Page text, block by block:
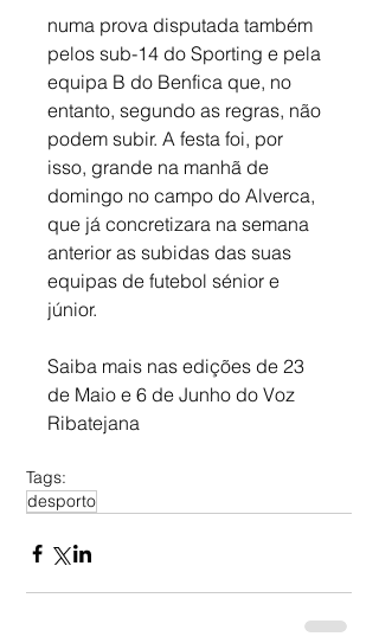
numa prova disputada também
pelos sub-14 do Sporting e pela
equipa B do Benfica que, no
entanto, segundo as regras, não
podem subir. A festa foi, por
isso, grande na manhã de
domingo no campo do Alverca,
que já concretizara na semana
anterior as subidas das suas
equipas de futebol sénior e
júnior.
Saiba mais nas edições de 23
de Maio e 6 de Junho do Voz
Ribatejana
Tags:
desporto